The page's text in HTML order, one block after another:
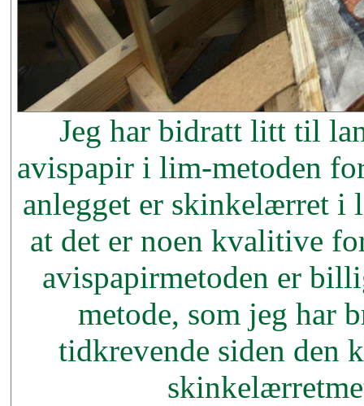
Jeg har bidratt litt til
avispapir i lim-metoden
anlegget er skinkelærret i
at det er noen kvalitive
avispapirmetoden er
metode, som jeg har
tidkrevende siden den